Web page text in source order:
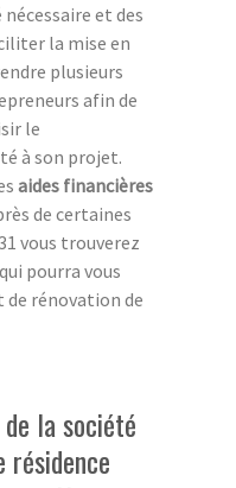
et des
la mise en
plusieurs
afin de
le
à son projet.
aides financières
de certaines
vous trouverez
pourra vous
rénovation de
la société
résidence